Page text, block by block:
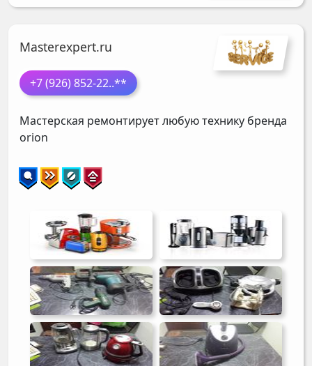
Masterexpert.ru
+7 (926) 852-22..**
Мастерская ремонтирует любую технику бренда
orion